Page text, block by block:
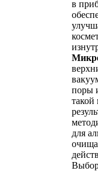
в
поры
для